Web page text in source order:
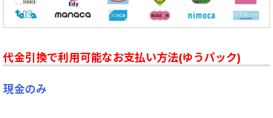
代金引換で利用可能なお支払い方法(ゆうパック)
現金のみ